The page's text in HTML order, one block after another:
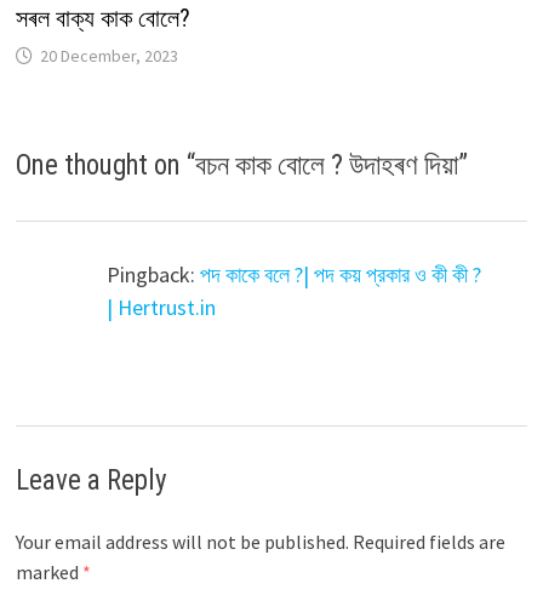
সৰল বাক্য কাক বোলে?
20 December, 2023
One thought on “বচন কাক বোলে ? উদাহৰণ দিয়া”
Pingback: পদ কাকে বলে ?| পদ কয় প্রকার ও কী কী ?
| Hertrust.in
Leave a Reply
Your email address will not be published. Required fields are
marked *